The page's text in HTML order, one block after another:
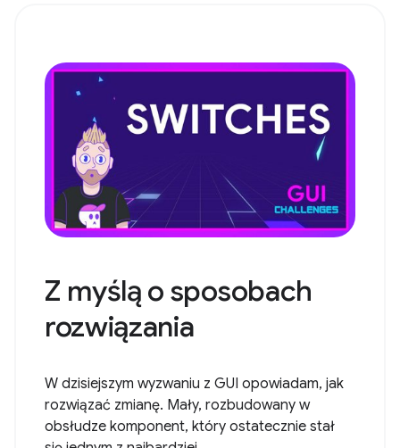
Z myślą o sposobach
rozwiązania
W dzisiejszym wyzwaniu z GUI opowiadam, jak
rozwiązać zmianę. Mały, rozbudowany w
obsłudze komponent, który ostatecznie stał